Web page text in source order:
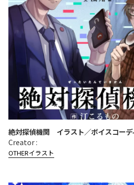
絶対探偵機関 イラスト／ボイスコーデ
Creator :
OTHERイラスト